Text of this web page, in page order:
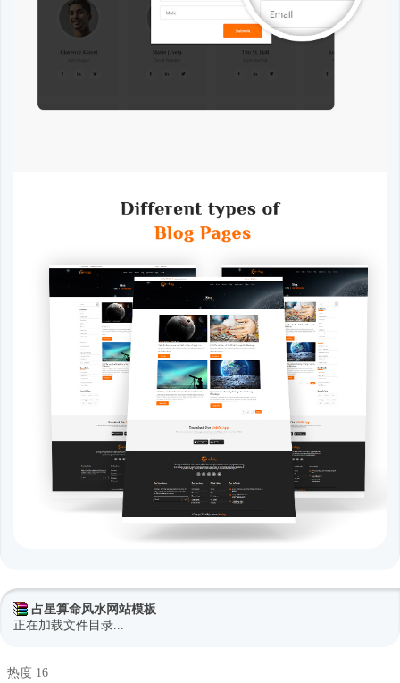
占星算命风水网站模板
正在加载文件目录...
热度 16